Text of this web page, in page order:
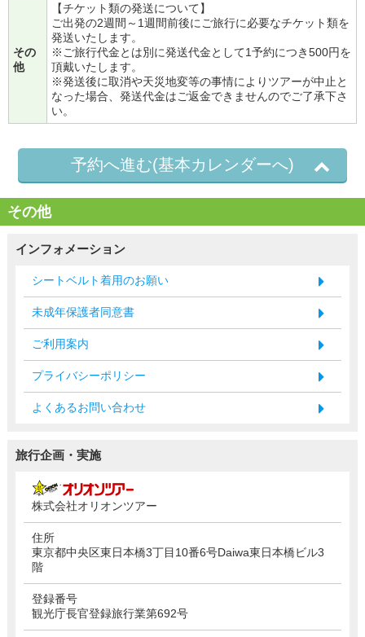
その
他
【チケット類の発送について】
ご出発の2週間～1週間前後にご旅行に必要なチケット類を
発送いたします。
※ご旅行代金とは別に発送代金として1予約につき500円を
頂戴いたします。
※発送後に取消や天災地変等の事情によりツアーが中止と
なった場合、発送代金はご返金できませんのでご了承下さ
い。
予約へ進む(基本カレンダーへ)
その他
インフォメーション
シートベルト着用のお願い
未成年保護者同意書
ご利用案内
プライバシーポリシー
よくあるお問い合わせ
旅行企画・実施
株式会社オリオンツアー
住所
東京都中央区東日本橋3丁目10番6号Daiwa東日本橋ビル3
階
登録番号
観光庁長官登録旅行業第692号